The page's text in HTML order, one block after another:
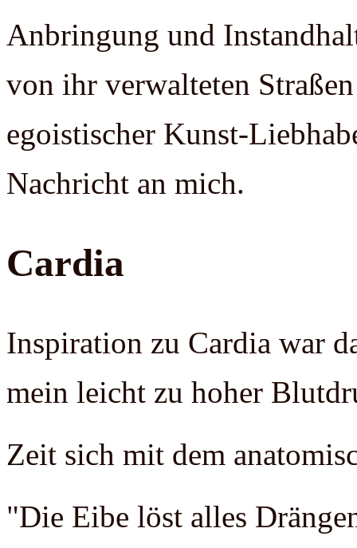
Anbringung und
von ihr verwalteten
egoistischer Kunst-
Nachricht an mich.
Cardia
Inspiration zu Cardia war
mein leicht zu hoher
Zeit sich mit dem
"Die Eibe löst alles